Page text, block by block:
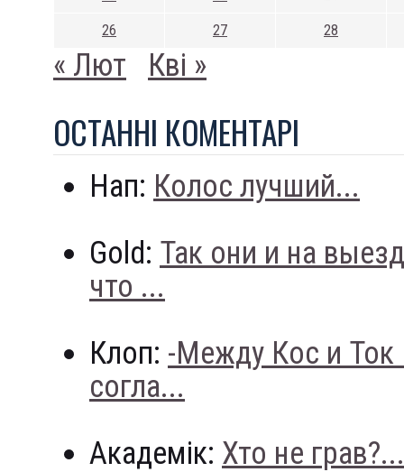
26 27 28
« Лют Кві »
ОСТАННI КОМЕНТАРI
Нап: Колос лучший...
Gold: Так они и на
что ...
Клоп: -Между Кос и
согла...
Академік: Хто не грав?...